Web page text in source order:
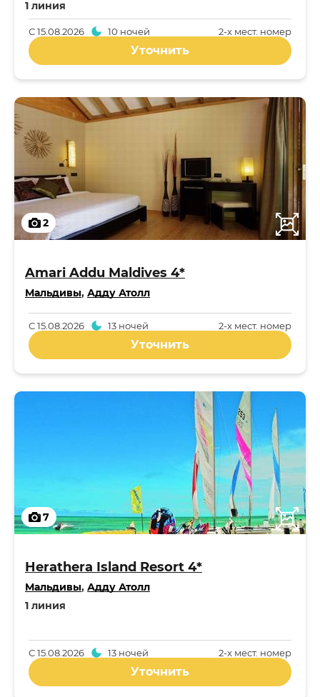
1 линия
2-x мест. номер
С15.08.2026 10 ночей
Уточнить
2
Amari Addu Maldives 4*
Мальдивы, Адду Атолл
2-x мест. номер
С15.08.2026 13 ночей
Уточнить
7
Herathera Island Resort 4*
Мальдивы, Адду Атолл
1 линия
2-x мест. номер
С15.08.2026 13 ночей
Уточнить